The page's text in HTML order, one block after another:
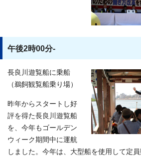
午後2時00分-
長良川遊覧船に乗船
（鵜飼観覧船乗り場）
昨年からスタートし好
評を得た長良川遊覧船
を、今年もゴールデン
ウィーク期間中に運航
しました。今年は、大型船を使用して定